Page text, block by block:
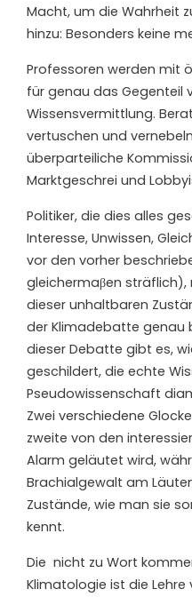
Macht, um die Wahrheit
hinzu: Besonders keine
Professoren werden mit
für genau das Gegenteil
Wissensvermittlung.
vertuschen und
überparteiliche
Marktgeschrei und
Politiker, die dies alles
Interesse, Unwissen,
vor den vorher
gleichermaβen sträflich),
dieser unhaltbaren
der Klimadebatte genau
dieser Debatte gibt es,
geschildert, die echte
Pseudowissenschaft
Zwei verschiedene
zweite von den
Alarm geläutet wird,
Brachialgewalt am
Zustände, wie man sie
kennt.
Die nicht zu Wort
Klimatologie ist die